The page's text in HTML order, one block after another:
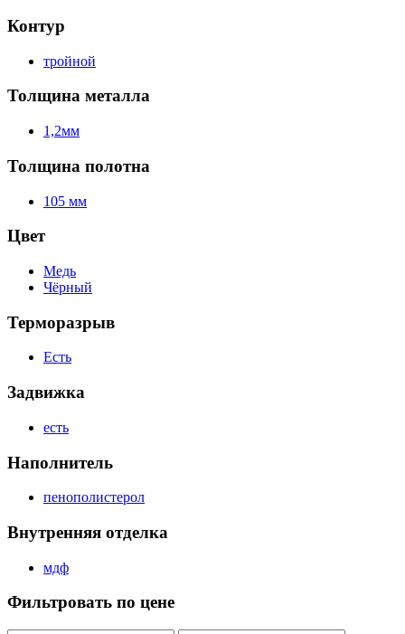
Контур
тройной
Толщина металла
1,2мм
Толщина полотна
105 мм
Цвет
Медь
Чёрный
Терморазрыв
Есть
Задвижка
есть
Наполнитель
пенополистерол
Внутренняя отделка
мдф
Фильтровать по цене